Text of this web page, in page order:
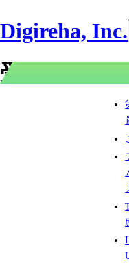
Digireha, Inc.
受賞・メデ